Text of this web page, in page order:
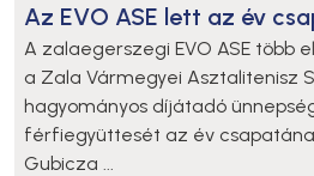
Az EVO ASE lett az év
A zalaegerszegi EVO ASE több
a Zala Vármegyei Asztalitenisz
hagyományos díjátadó
férfiegyüttesét az év
Gubicza ...